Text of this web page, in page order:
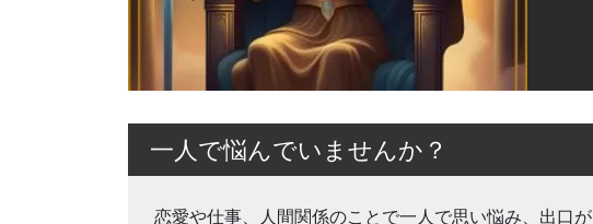
一人で悩んでいませんか？
恋愛や仕事、人間関係のことで一人で思い悩み、出口が